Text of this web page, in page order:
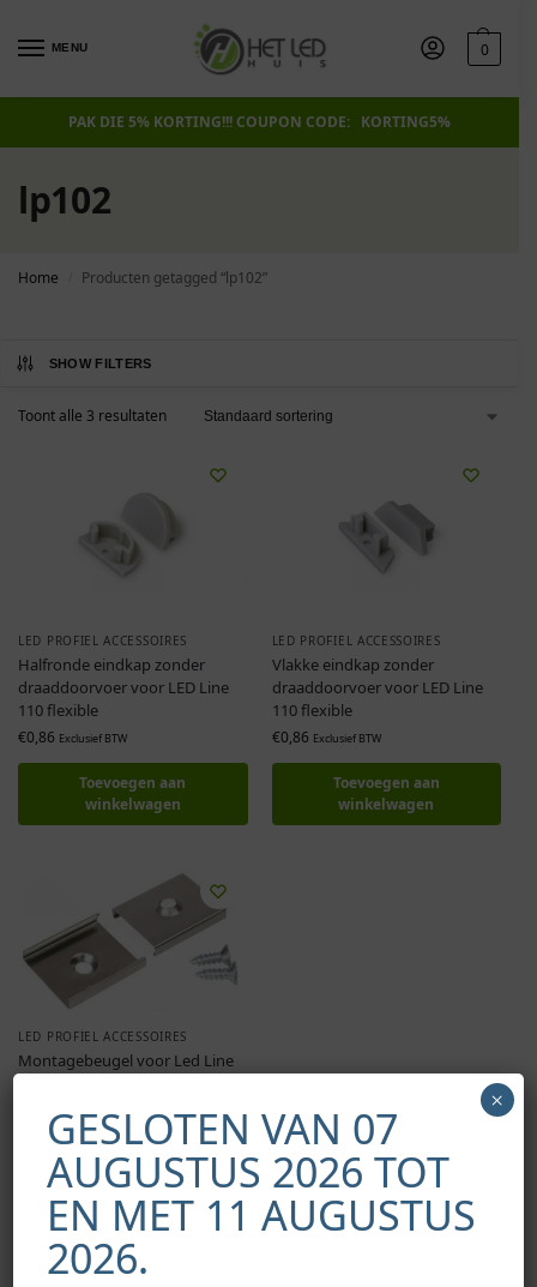
MENU 0
PAK DIE 5% KORTING!!! COUPON CODE: KORTING5%
lp102
Home Producten getagged “lp102”
SHOW FILTERS
Toont alle 3 resultaten
LED PROFIEL ACCESSOIRES
Halfronde eindkap zonder
draaddoorvoer voor LED Line
110 flexible
€0,86 Exclusief BTW
Toevoegen aan
winkelwagen
LED PROFIEL ACCESSOIRES
Vlakke eindkap zonder
draaddoorvoer voor LED Line
110 flexible
€0,86 Exclusief BTW
Toevoegen aan
winkelwagen
LED PROFIEL ACCESSOIRES
Montagebeugel voor Led Line
Exclusief BTW
Toevoegen aan
winkelwagen
Toont alle 3 resultaten
GESLOTEN VAN 07
AUGUSTUS 2026 TOT
EN MET 11 AUGUSTUS
2026.
×